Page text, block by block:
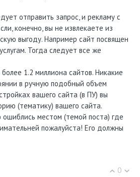
отправить запрос, и рекламу с
конечно, вы не извлекаете из
выгоду. Например сайт посвящен
Тогда следует все же
1.2 миллиона сайтов. Никакие
в ручную подобный объем
вашего сайта (в ПУ) вы
(тематику) вашего сайта.
ошиблись местом (темой поста) где
пожалуйста! Его должны
0